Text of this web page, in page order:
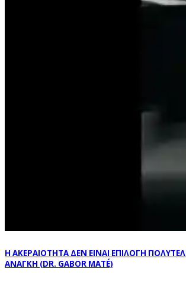
Η ΑΚΕΡΑΙΟΤΗΤΑ ΔΕΝ ΕΙΝΑΙ ΕΠΙΛΟΓΗ
ΑΝΑΓΚΗ (DR. GABOR MATÉ)